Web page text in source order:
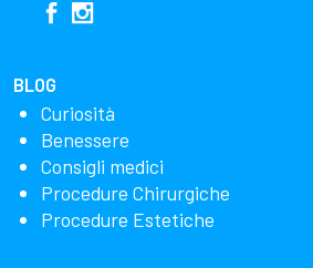
BLOG
Curiosità
Benessere
Consigli medici
Procedure Chirurgiche
Procedure Estetiche